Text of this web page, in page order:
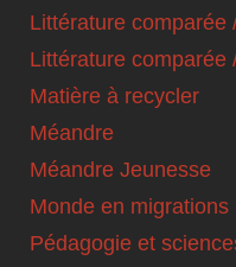
Littérature comparée
Littérature comparée
Matière à recycler
Méandre
Méandre Jeunesse
Monde en migrations
Pédagogie et